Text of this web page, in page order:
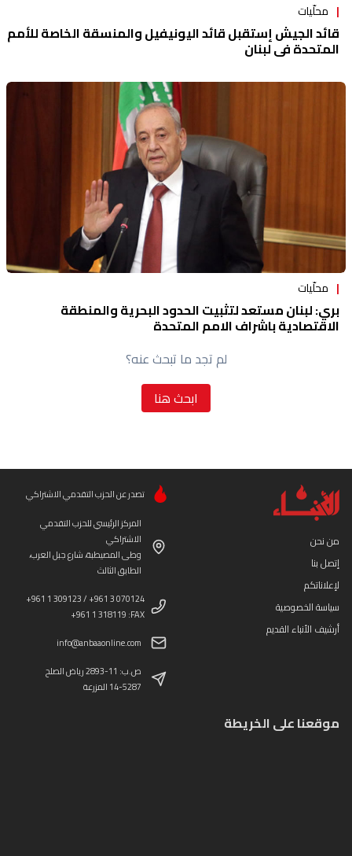
محلّيات
قائد الجيش إستقبل قائد اليونيفيل والمنسقة الخاصة للأمم
المتحدة في لبنان
محلّيات
بري: لبنان مستعد لتثبيت الحدود البحرية والمنطقة
الاقتصادية باشراف الامم المتحدة
لم تجد ما تبحث عنه؟
ابحث هنا
من نحن
إتصل بنا
لإعلاناتكم
سياسة الخصوصية
أرشيف الأنباء القديم
تصدر عن الحزب التقدمي الاشتراكي
المركز الرئيسي للحزب التقدمي
الاشتراكي
وطى المصيطبة، شارع جبل العرب،
الطابق الثالث
+961 1 309123 / +961 3 070124
+961 1 318119 :FAX
info@anbaaonline.com
ص.ب: 11-2893 رياض الصلح
14-5287 المزرعة
موقعنا على الخريطة